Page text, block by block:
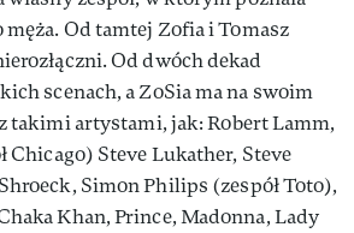
męża. Od tamtej Zofia i Tomasz
Od dwóch dekad
scenach, a ZoSia ma na swoim
takimi artystami, jak: Robert Lamm,
Chicago) Steve Lukather, Steve
Simon Philips (zespół Toto),
Khan, Prince, Madonna, Lady